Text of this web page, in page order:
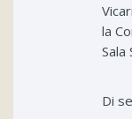
la
Sala
Di